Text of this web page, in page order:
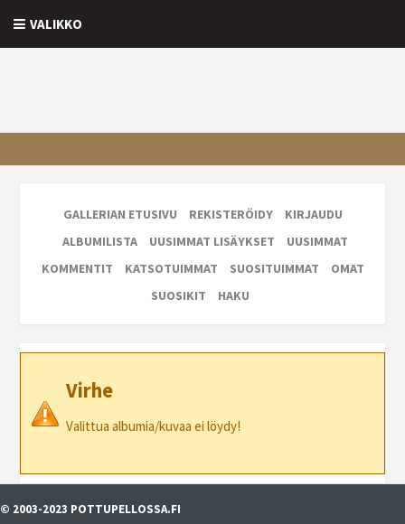
VALIKKO
GALLERIAN ETUSIVU REKISTERÖIDY
KIRJAUDU
ALBUMILISTA
UUSIMMAT LISÄYKSET
UUSIMMAT
KOMMENTIT
KATSOTUIMMAT SUOSITUIMMAT
OMAT
SUOSIKIT
HAKU
Virhe
Valittua albumia/kuvaa ei löydy!
© 2003-2023 POTTUPELLOSSA.FI